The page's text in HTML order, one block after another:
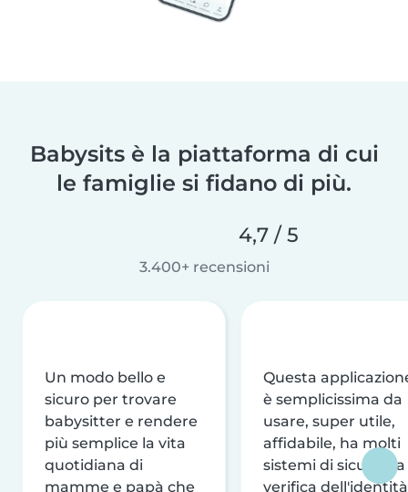
Babysits è la piattaforma di cui
le famiglie si fidano di più.
4,7 / 5
3.400+ recensioni
Un modo bello e
sicuro per trovare
babysitter e rendere
più semplice la vita
quotidiana di
mamme e papà che
Questa
è semplicissima da
usare, super utile,
affidabile, ha molti
sistemi di sicurezza
verifica dell'identità